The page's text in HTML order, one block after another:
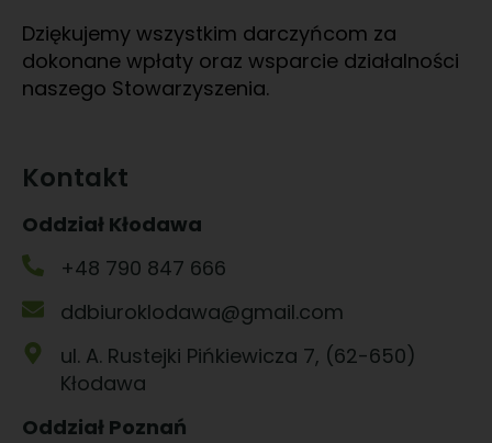
Dziękujemy wszystkim darczyńcom za
dokonane wpłaty oraz wsparcie działalności
naszego Stowarzyszenia.
Kontakt
Oddział Kłodawa
+48 790 847 666
ddbiuroklodawa@gmail.com
ul. A. Rustejki Pińkiewicza 7, (62-650)
Kłodawa
Oddział Poznań